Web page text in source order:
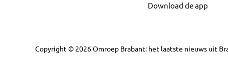
Download de app
Copyright © 2026Omroep Brabant: het laatste nieuws uit